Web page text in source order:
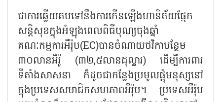
ជាការឆ្លើយតបទៅនឹងការកើនឡើងហានិភ័យផ្នែក
សន្តិសុខក្នុងអំឡុងពេលពិធីបុណ្យចុងឆ្នាំ
គណៈកម្មការអឺរ៉ុប(EC)បានចំណាយថវិកាបន្ថែម
៣០លានអឺរ៉ូ (៣២,៥លានដុល្លារ) ដើម្បីការពារ
ទីតាំងសាសនា ក៏ដូចជាកន្លែងប្រមូលផ្តុំមនុស្សនៅ
ក្នុងប្រទេសសមាជិកសហភាពអឺរ៉ុប។ ប្រទេសអឺរ៉ុប